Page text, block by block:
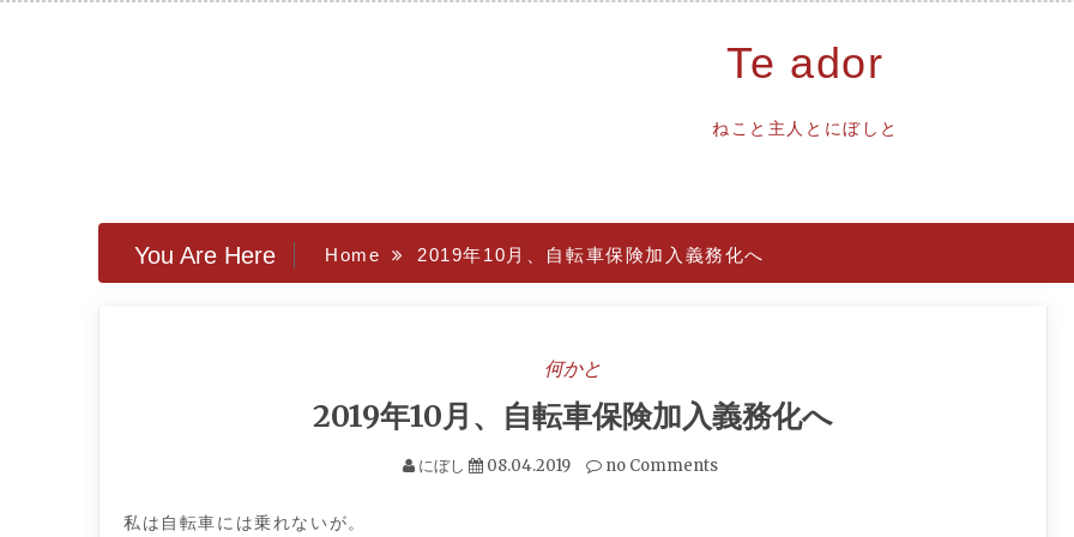
Te ador
ねこと主人とにぼしと
You Are Here Home 2019年10月、自転車保険加入義務化へ
何かと
2019年10月、自転車保険加入義務化へ
にぼし 08.04.2019 no Comments
私は自転車には乗れないが。